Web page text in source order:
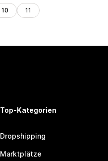
10 11
Top-Kategorien
Dropshipping
Marktplätze